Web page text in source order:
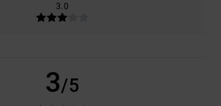
3.0
3/5